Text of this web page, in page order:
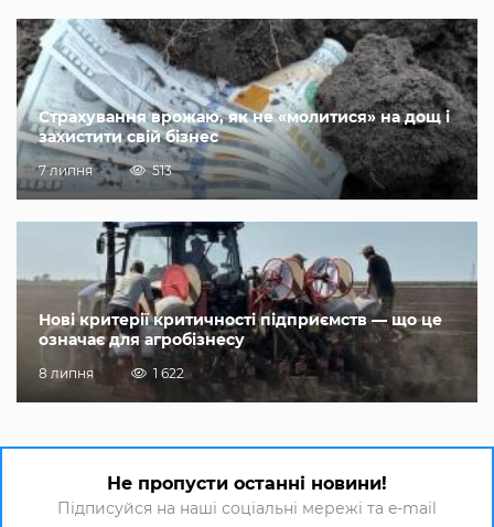
Страхування врожаю, як не «молитися» на дощ і
захистити свій бізнес
7 липня 513
Нові критерії критичності підприємств — що це
означає для агробізнесу
8 липня 1 622
Не пропусти останні новини!
Підписуйся на наші соціальні мережі та e-mail